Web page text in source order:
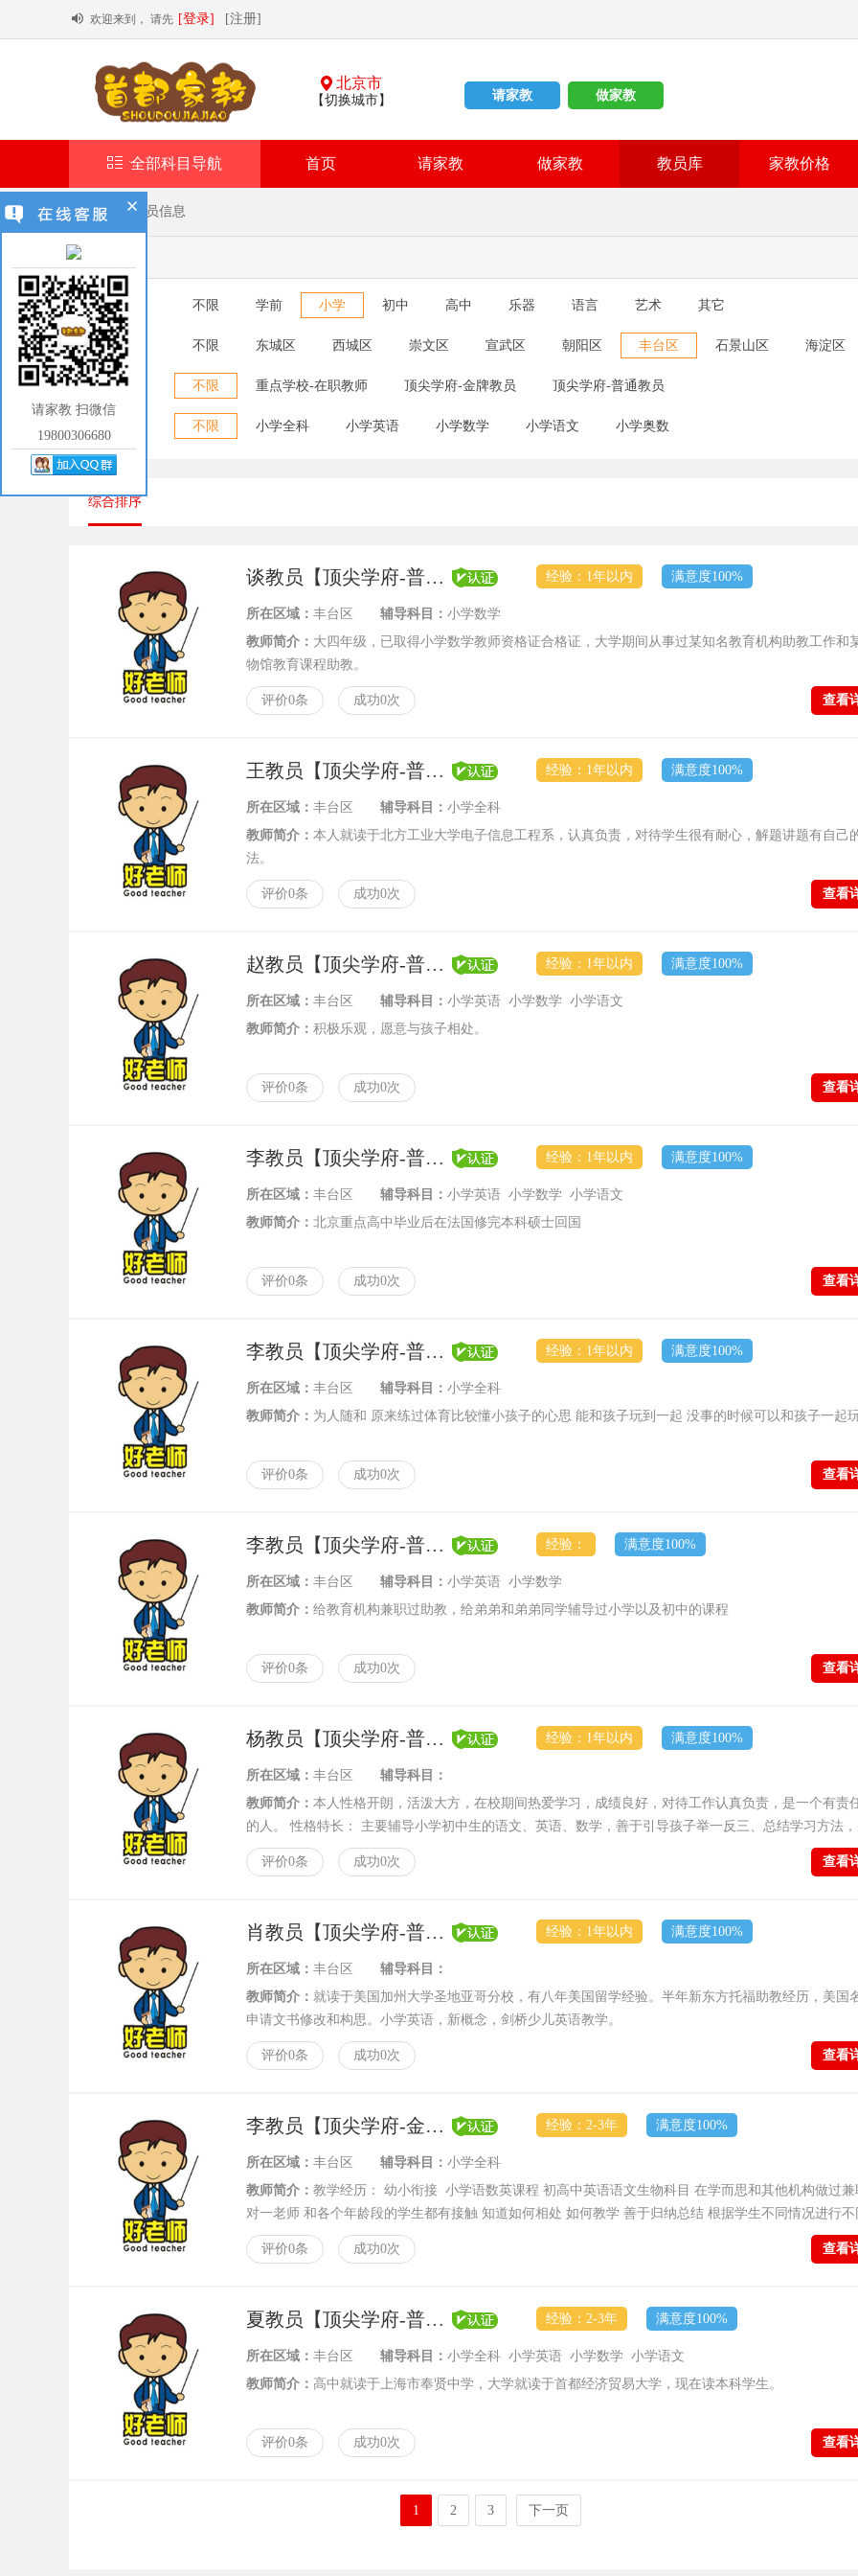
欢迎来到， 请先 [登录] [注册]
北京市
【切换城市】 请家教 做家教
全部科目导航 首页 请家教 做家教 教员库 家教价格
首页 > 教员信息
所教学科 不限 学前 小学 初中 高中 乐器 语言 艺术 其它
所在地区 不限 东城区 西城区 崇文区 宣武区 朝阳区 丰台区 石景山区 海淀区
顺义区 昌平区 大兴区 怀柔区 平谷区 密云县 延庆县
家教身份 不限 重点学校-在职教师 顶尖学府-金牌教员 顶尖学府-普通教员
不限 小学全科 小学英语 小学数学 小学语文 小学奥数
综合排序
谈教员【顶尖学府-普通教员】 经验：1年以内 满意度100%
所在区域： 丰台区 辅导科目： 小学数学
教师简介： 大四年级，已取得小学数学教师资格证合格证，大学期间从事过某知名教育机构助教工作和
物馆教育课程助教。
评价0条 成功0次 查看
王教员【顶尖学府-普通教员】 经验：1年以内 满意度100%
所在区域： 丰台区 辅导科目： 小学全科
教师简介： 本人就读于北方工业大学电子信息工程系，认真负责，对待学生很有耐心，解题讲题有自己
法。
评价0条 成功0次 查看
赵教员【顶尖学府-普通教员】 经验：1年以内 满意度100%
所在区域： 丰台区 辅导科目： 小学英语 小学数学 小学语文
教师简介： 积极乐观，愿意与孩子相处。
评价0条 成功0次 查看
李教员【顶尖学府-普通教员】 经验：1年以内 满意度100%
所在区域： 丰台区 辅导科目： 小学英语 小学数学 小学语文
教师简介： 北京重点高中毕业后在法国修完本科硕士回国
评价0条 成功0次 查看
李教员【顶尖学府-普通教员】 经验：1年以内 满意度100%
所在区域： 丰台区 辅导科目： 小学全科
教师简介： 为人随和 原来练过体育比较懂小孩子的心思 能和孩子玩到一起 没事的时候可以和孩子一起
评价0条 成功0次 查看
李教员【顶尖学府-普通教员】 经验： 满意度100%
所在区域： 丰台区 辅导科目： 小学英语 小学数学
教师简介： 给教育机构兼职过助教，给弟弟和弟弟同学辅导过小学以及初中的课程
评价0条 成功0次 查看
杨教员【顶尖学府-普通教员】 经验：1年以内 满意度100%
所在区域： 丰台区
辅导科目：
教师简介： 本人性格开朗，活泼大方，在校期间热爱学习，成绩良好，对待工作认真负责，是一个有责
的人。 性格特长： 主要辅导小学初中生的语文、英语、数学，善于引导孩子举一反三、总结学习方法，
制定阶段性学习计划，备课认真，有责任心。对孩子耐心、温柔，善于与孩子沟通，以鼓励式教学为主
养孩子对学习的热情与自信。
评价0条 成功0次 查看
肖教员【顶尖学府-普通教员】 经验：1年以内 满意度100%
所在区域： 丰台区
辅导科目：
教师简介： 就读于美国加州大学圣地亚哥分校，有八年美国留学经验。半年新东方托福助教经历，美国
申请文书修改和构思。小学英语，新概念，剑桥少儿英语教学。
评价0条 成功0次 查看
李教员【顶尖学府-金牌教员】 经验：2-3年 满意度100%
所在区域： 丰台区 辅导科目： 小学全科
教师简介： 教学经历： 幼小衔接 小学语数英课程 初高中英语语文生物科目 在学而思和其他机构做过兼
对一老师 和各个年龄段的学生都有接触 知道如何相处 如何教学 善于归纳总结 根据学生不同情况进行不
学 知识储备丰富 教学经验：初高中生物辅导，补差拔高的学生均有。平均考试六十分左右的学生在辅
后均能考到八十分以上的水平。平时考试八九十分的优等生拔高，经过辅导后也均有6-10分的成绩提高
评价0条 成功0次 查看
夏教员【顶尖学府-普通教员】 经验：2-3年 满意度100%
所在区域： 丰台区 辅导科目： 小学全科 小学英语 小学数学 小学语文
教师简介： 高中就读于上海市奉贤中学，大学就读于首都经济贸易大学，现在读本科学生。
评价0条 成功0次 查看
1 2 3 下一页
请家教 扫微信
19800306680